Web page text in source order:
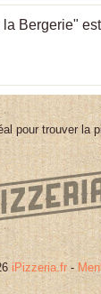
Bergerie"
pour trouver la
iPizzeria.fr -